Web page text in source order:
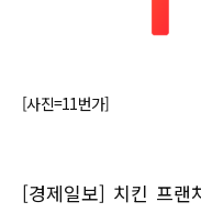
[사진=11번가]
[경제일보] 치킨 프랜